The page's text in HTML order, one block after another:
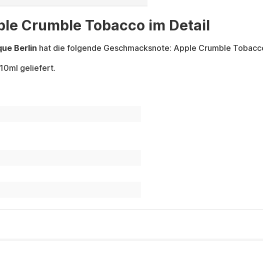
Crumble Tobacco im Detail
Berlin hat die folgende Geschmacksnote: Apple Crumble
geliefert.